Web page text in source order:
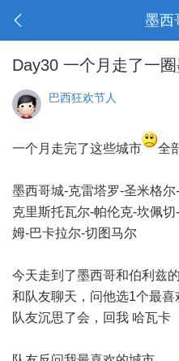
墨西
Day30 一个月走了一
巴西狂欢节人
一个月走完了这些城市 全
墨西哥城-克雷塔罗-圣米格
克里斯托瓦尔-帕伦克-坎佩
姆-巴卡拉尔-切图马尔
今天走到了墨西哥和伯利兹
和队友聊天，问他选1个最喜
队友沉思了会，回我 哈瓦卡